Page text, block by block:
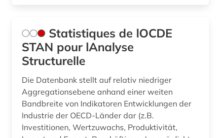
Statistiques de lOCDE
STAN pour lAnalyse
Structurelle
Die Datenbank stellt auf relativ niedriger
Aggregationsebene anhand einer weiten
Bandbreite von Indikatoren Entwicklungen der
Industrie der OECD-Länder dar (z.B.
Investitionen, Wertzuwachs, Produktivität,